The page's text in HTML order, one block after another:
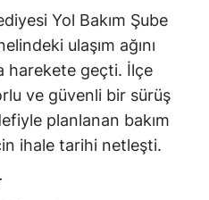
Yol Bakım Şube
ulaşım ağını
harekete geçti. İlçe
ve güvenli bir sürüş
planlanan bakım
ihale tarihi netleşti.